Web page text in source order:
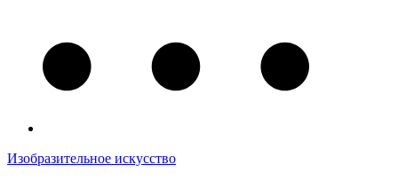
Изобразительное искусство